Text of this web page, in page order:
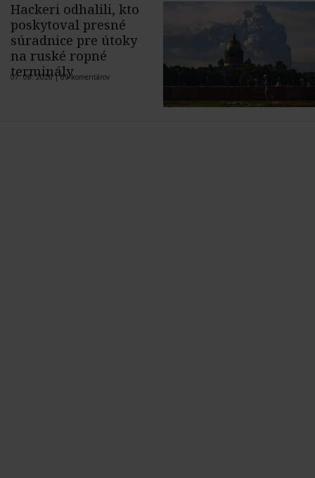
Hackeri odhalili, kto
poskytoval presné
súradnice pre útoky
na ruské ropné
terminály
07. 08. 2026 |69 komentárov